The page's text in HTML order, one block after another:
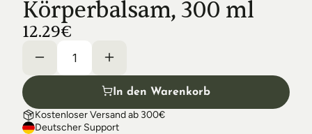
Shipping & Delivery
Körperbalsam, 300 ml
12.29€
In den Warenkorb
Kostenloser Versand ab 300€
Deutscher Support